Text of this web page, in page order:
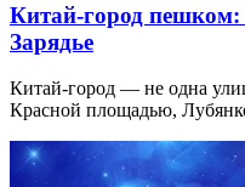
Китай-город
Зарядье
Китай-город — не одна
Красной площадью,